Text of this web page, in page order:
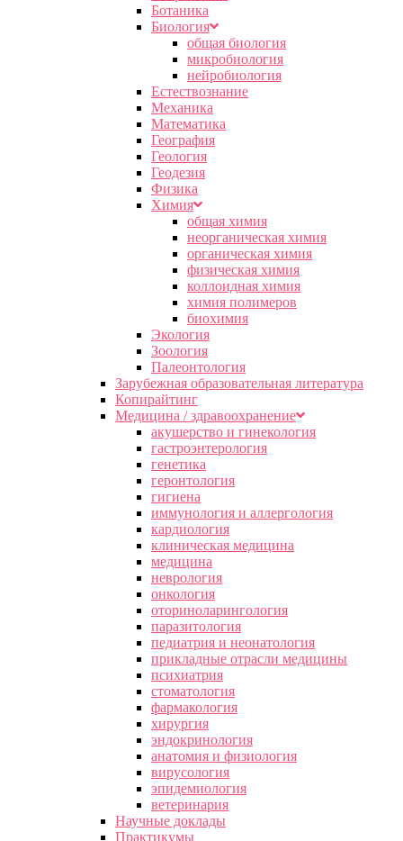
Ботаника
Биология
общая биология
микробиология
нейробиология
Естествознание
Механика
Математика
География
Геология
Геодезия
Физика
Химия
общая химия
неорганическая химия
органическая химия
физическая химия
коллоидная химия
химия полимеров
биохимия
Экология
Зоология
Палеонтология
Зарубежная образовательная литература
Копирайтинг
Медицина / здравоохранение
акушерство и гинекология
гастроэнтерология
генетика
геронтология
гигиена
иммунология и аллергология
кардиология
клиническая медицина
медицина
неврология
онкология
оториноларингология
паразитология
педиатрия и неонатология
прикладные отрасли медицины
психиатрия
стоматология
фармакология
хирургия
эндокринология
анатомия и физиология
вирусология
эпидемиология
ветеринария
Научные доклады
Практикумы